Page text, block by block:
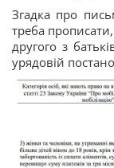
Згадка про
треба
другого з
урядовій